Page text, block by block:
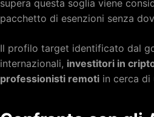
supera questa soglia viene
pacchetto di esenzioni senza
Il profilo target identificato dal
internazionali, investitori in
professionisti remoti in cerca di